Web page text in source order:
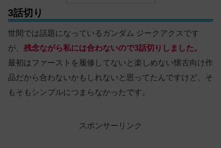
3話切り
世間では話題になっているガンダム ジークアクスです
が、 残念ながら私には合わないので3話切りしました。
最初はファーストを履修してないと楽しめない懐古向け作
品だから合わないかもしれないと思ってたんですけど、そ
もそもシンプルにつまらなかったです。
スポンサーリンク